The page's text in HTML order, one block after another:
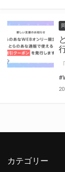
カテゴリー